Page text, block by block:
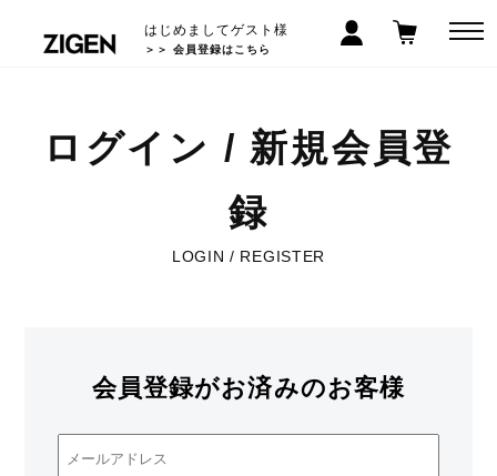
はじめましてゲスト様
＞＞ 会員登録はこちら
ログイン / 新規会員登
録
LOGIN / REGISTER
会員登録がお済みのお客様